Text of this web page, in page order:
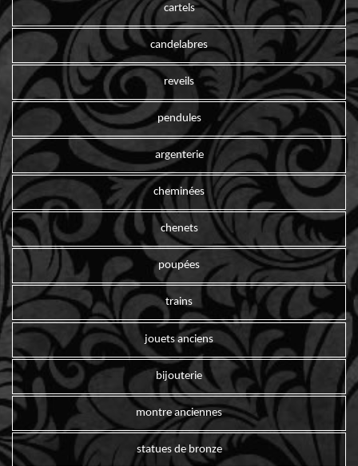
cartels
candelabres
reveils
pendules
argenterie
cheminées
chenets
poupées
trains
jouets anciens
bijouterie
montre anciennes
statues de bronze